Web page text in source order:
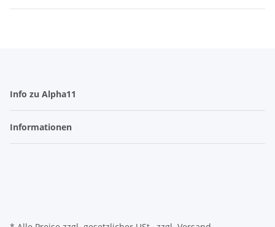
Info zu Alpha11
Informationen